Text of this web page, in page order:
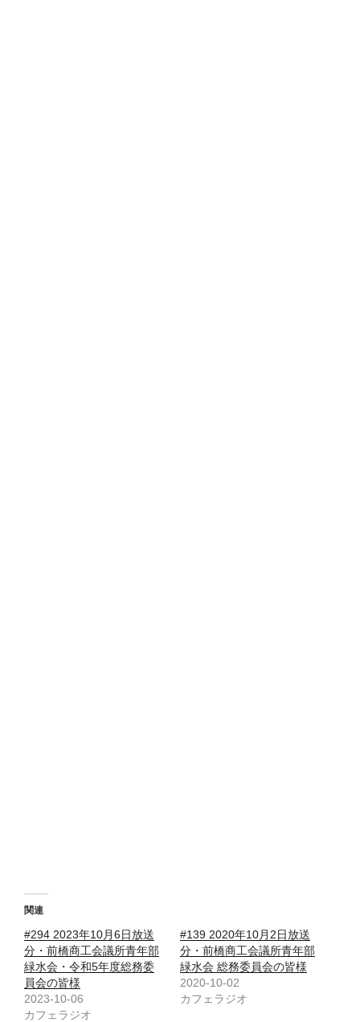
関連
#294 2023年10月6日放送
分・前橋商工会議所青年部
緑水会・令和5年度総務委
員会の皆様
2023-10-06
カフェラジオ
#139 2020年10月2日放送
分・前橋商工会議所青年部
緑水会 総務委員会の皆様
2020-10-02
カフェラジオ